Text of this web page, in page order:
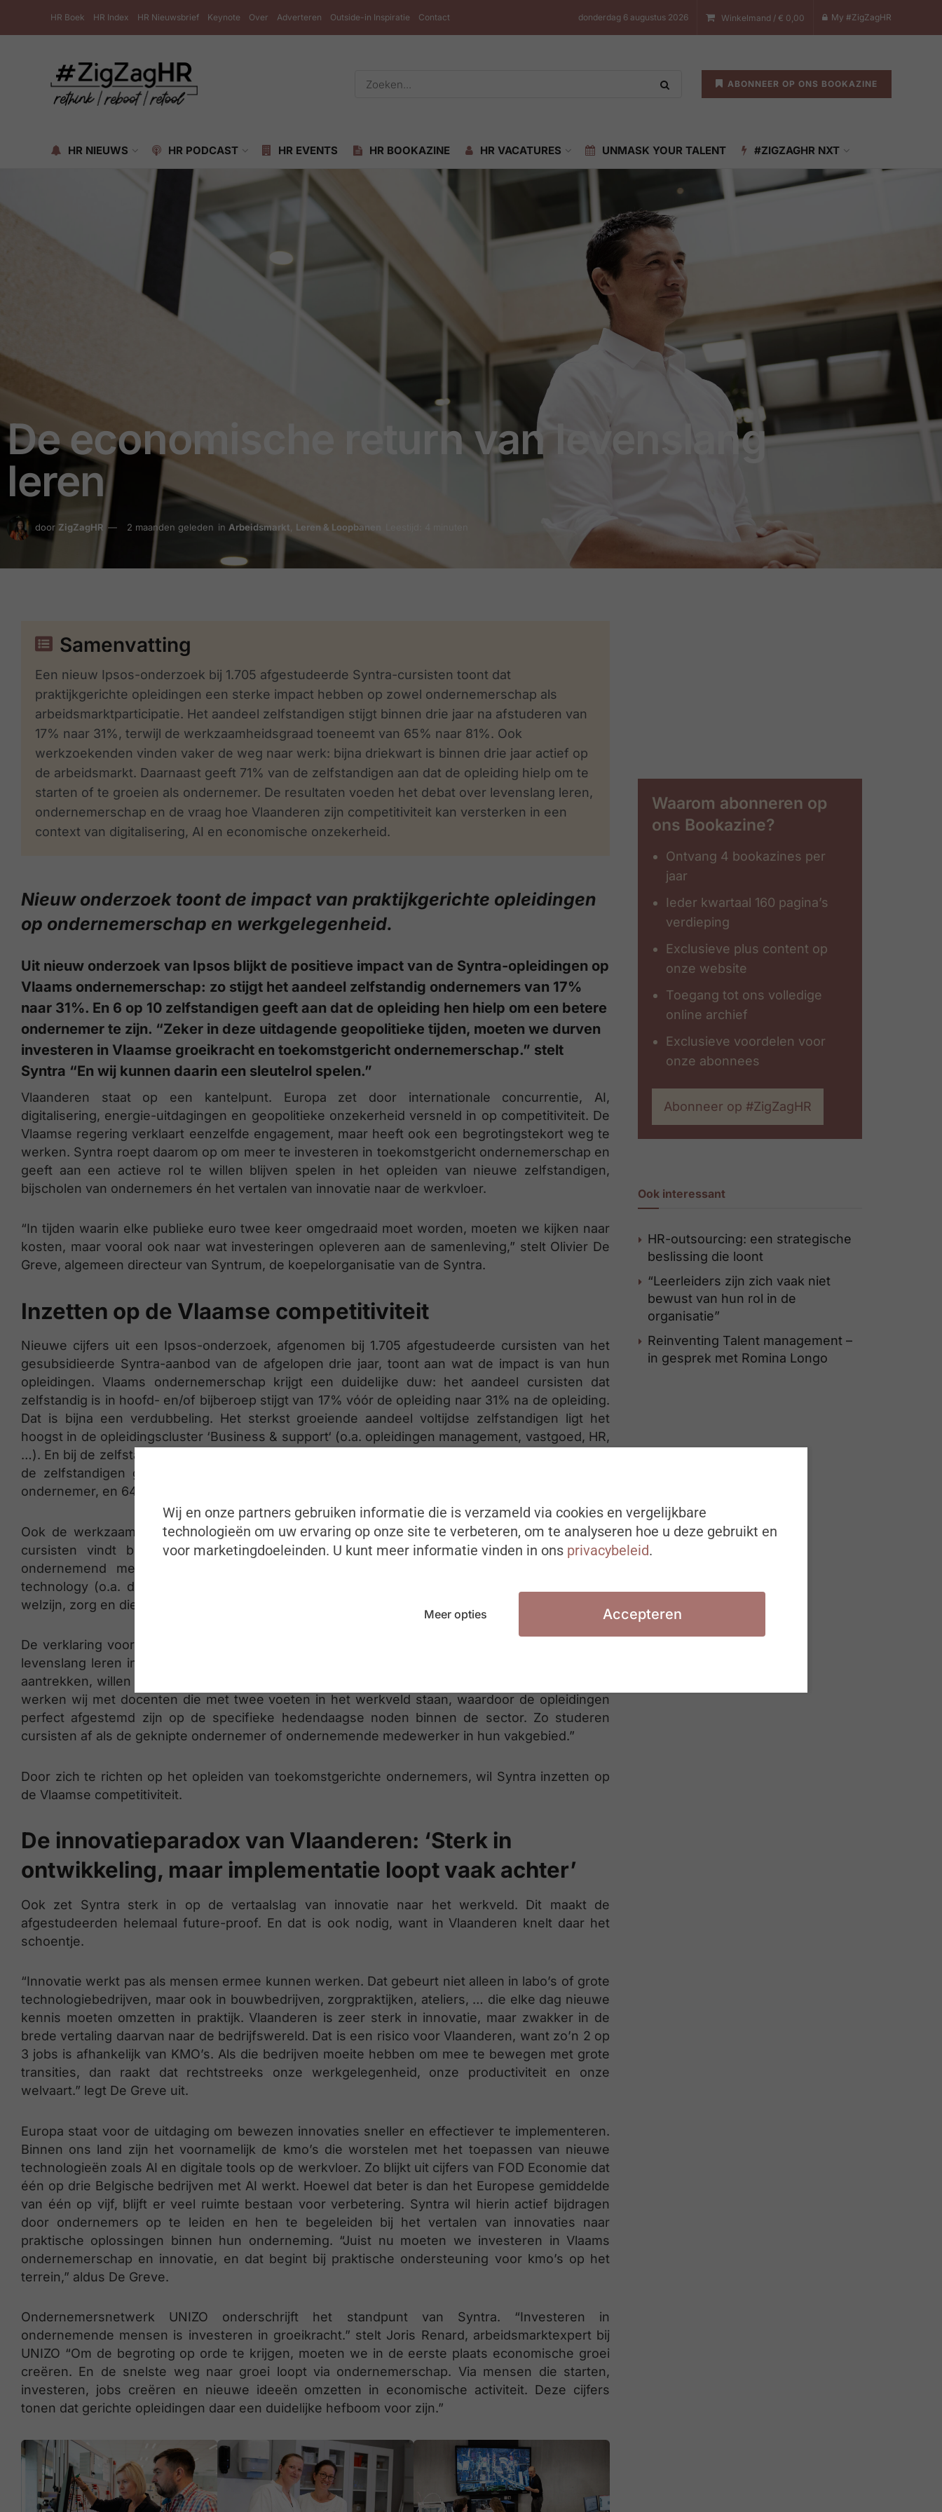
HR Boek HR Index HR Nieuwsbrief Keynote Over Adverteren Outside-in Inspiratie Contact donderdag 6 augustus 2026 Winkelmand / € 0,00 My #ZigZagHR
ABONNEER OP ONS BOOKAZINE
HR NIEUWS HR PODCAST HR EVENTS HR BOOKAZINE HR VACATURES UNMASK YOUR TALENT #ZIGZAGHR NXT
De economische return van levenslang
leren
door ZigZagHR 2 maanden geleden in Arbeidsmarkt Leren & Loopbanen
Samenvatting
Een nieuw Ipsos-onderzoek bij 1.705 afgestudeerde Syntra-cursisten toont dat
praktijkgerichte opleidingen een sterke impact hebben op zowel ondernemerschap als
arbeidsmarktparticipatie. Het aandeel zelfstandigen stijgt binnen drie jaar na afstuderen van
17% naar 31%, terwijl de werkzaamheidsgraad toeneemt van 65% naar 81%. Ook
werkzoekenden vinden vaker de weg naar werk: bijna driekwart is binnen drie jaar actief op
de arbeidsmarkt. Daarnaast geeft 71% van de zelfstandigen aan dat de opleiding hielp om te
starten of te groeien als ondernemer. De resultaten voeden het debat over levenslang leren,
ondernemerschap en de vraag hoe Vlaanderen zijn competitiviteit kan versterken in een
context van digitalisering, AI en economische onzekerheid.
Nieuw onderzoek toont de impact van praktijkgerichte opleidingen
op ondernemerschap en werkgelegenheid.
Uit nieuw onderzoek van Ipsos blijkt de positieve impact van de Syntra-opleidingen op
Vlaams ondernemerschap: zo stijgt het aandeel zelfstandig ondernemers van 17%
naar 31%. En 6 op 10 zelfstandigen geeft aan dat de opleiding hen hielp om een betere
ondernemer te zijn. “Zeker in deze uitdagende geopolitieke tijden, moeten we durven
investeren in Vlaamse groeikracht en toekomstgericht ondernemerschap.” stelt
Syntra “En wij kunnen daarin een sleutelrol spelen.”
Vlaanderen staat op een kantelpunt. Europa zet door internationale concurrentie, AI,
digitalisering, energie-uitdagingen en geopolitieke onzekerheid versneld in op competitiviteit. De
Vlaamse regering verklaart eenzelfde engagement, maar heeft ook een begrotingstekort weg te
werken. Syntra roept daarom op om meer te investeren in toekomstgericht ondernemerschap en
geeft aan een actieve rol te willen blijven spelen in het opleiden van nieuwe zelfstandigen,
bijscholen van ondernemers én het vertalen van innovatie naar de werkvloer.
“In tijden waarin elke publieke euro twee keer omgedraaid moet worden, moeten we kijken naar
kosten, maar vooral ook naar wat investeringen opleveren aan de samenleving,” stelt Olivier De
Greve, algemeen directeur van Syntrum, de koepelorganisatie van de Syntra.
Inzetten op de Vlaamse competitiviteit
Nieuwe cijfers uit een Ipsos-onderzoek, afgenomen bij 1.705 afgestudeerde cursisten van het
gesubsidieerde Syntra-aanbod van de afgelopen drie jaar, toont aan wat de impact is van hun
opleidingen. Vlaams ondernemerschap krijgt een duidelijke duw: het aandeel cursisten dat
zelfstandig is in hoofd- en/of bijberoep stijgt van 17% vóór de opleiding naar 31% na de opleiding.
Dat is bijna een verdubbeling. Het sterkst groeiende aandeel voltijdse zelfstandigen ligt het
hoogst in de opleidingscluster ‘Business & support‘ (o.a. opleidingen management, vastgoed, HR,
…). En bij de zelfstandigen in bijberoep staat op nummer 1 ‘Beauty, welzijn, zorg en dieren’. Onder
de zelfstandigen geeft 71% aan dat de opleiding hen hielp om te starten of te groeien als
ondernemer, en 64% dat de opleiding hen hielp om een betere ondernemer te worden.
Ook de werkzaamheidsgraad van werkzoekende oud-cursisten stijgt: 7 op 10 werkzoekende
cursisten vindt binnen de drie jaar na de opleiding de weg naar de arbeidsmarkt als
ondernemend medewerker. De sterkste stijgers zijn de opleidingsclusters ‘ICT & smart
technology (o.a. data/AI, robotica, multimedia,…) en opnieuw ‘Business & support‘ en ‘Beauty,
welzijn, zorg en dieren’.
De verklaring voor die sterke cijfers is meervoudig, volgens Olivier De Greve. “Wij zetten in op
levenslang leren in functie van ondernemerschap, omscholen en bijscholen. De mensen die wij
aantrekken, willen dus ook echt meteen aan de slag met hun nieuwe skills en kennis. Bovendien
werken wij met docenten die met twee voeten in het werkveld staan, waardoor de opleidingen
perfect afgestemd zijn op de specifieke hedendaagse noden binnen de sector. Zo studeren
cursisten af als de geknipte ondernemer of ondernemende medewerker in hun vakgebied.”
Door zich te richten op het opleiden van toekomstgerichte ondernemers, wil Syntra inzetten op
de Vlaamse competitiviteit.
De innovatieparadox van Vlaanderen: ‘Sterk in
ontwikkeling, maar implementatie loopt vaak achter’
Ook zet Syntra sterk in op de vertaalslag van innovatie naar het werkveld. Dit maakt de
afgestudeerden helemaal future-proof. En dat is ook nodig, want in Vlaanderen knelt daar het
schoentje.
“Innovatie werkt pas als mensen ermee kunnen werken. Dat gebeurt niet alleen in labo’s of grote
technologiebedrijven, maar ook in bouwbedrijven, zorgpraktijken, ateliers, … die elke dag nieuwe
kennis moeten omzetten in praktijk. Vlaanderen is zeer sterk in innovatie, maar zwakker in de
brede vertaling daarvan naar de bedrijfswereld. Dat is een risico voor Vlaanderen, want zo’n 2 op
3 jobs is afhankelijk van KMO’s. Als die bedrijven moeite hebben om mee te bewegen met grote
transities, dan raakt dat rechtstreeks onze werkgelegenheid, onze productiviteit en onze
welvaart.” legt De Greve uit.
Europa staat voor de uitdaging om bewezen innovaties sneller en effectiever te implementeren.
Binnen ons land zijn het voornamelijk de kmo’s die worstelen met het toepassen van nieuwe
technologieën zoals AI en digitale tools op de werkvloer. Zo blijkt uit cijfers van FOD Economie dat
één op drie Belgische bedrijven met AI werkt. Hoewel dat beter is dan het Europese gemiddelde
van één op vijf, blijft er veel ruimte bestaan voor verbetering. Syntra wil hierin actief bijdragen
door ondernemers op te leiden en hen te begeleiden bij het vertalen van innovaties naar
praktische oplossingen binnen hun onderneming. “Juist nu moeten we investeren in Vlaams
ondernemerschap en innovatie, en dat begint bij praktische ondersteuning voor kmo’s op het
terrein,” aldus De Greve.
Ondernemersnetwerk UNIZO onderschrijft het standpunt van Syntra. “Investeren in
ondernemende mensen is investeren in groeikracht.” stelt Joris Renard, arbeidsmarktexpert bij
UNIZO “Om de begroting op orde te krijgen, moeten we in de eerste plaats economische groei
creëren. En de snelste weg naar groei loopt via ondernemerschap. Via mensen die starten,
investeren, jobs creëren en nieuwe ideeën omzetten in economische activiteit. Deze cijfers
tonen dat gerichte opleidingen daar een duidelijke hefboom voor zijn.”
Waarom abonneren op
ons Bookazine?
Ontvang 4 bookazines per
jaar
Ieder kwartaal 160 pagina’s
verdieping
Exclusieve plus content op
onze website
Toegang tot ons volledige
online archief
Exclusieve voordelen voor
onze abonnees
Abonneer op #ZigZagHR
Ook interessant
HR-outsourcing: een strategische
beslissing die loont
“Leerleiders zijn zich vaak niet
bewust van hun rol in de
organisatie”
Reinventing Talent management –
in gesprek met Romina Longo
Wij en onze partners gebruiken informatie die is verzameld via cookies en vergelijkbare
technologieën om uw ervaring op onze site te verbeteren, om te analyseren hoe u deze gebruikt en
voor marketingdoeleinden. U kunt meer informatie vinden in ons privacybeleid.
Meer opties Accepteren